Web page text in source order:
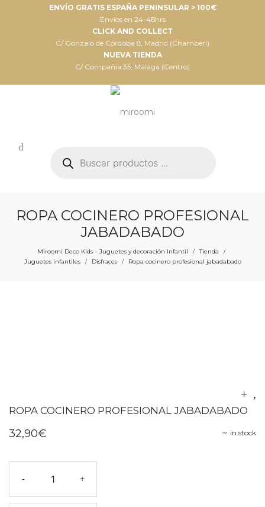
ENVÍO GRATIS ESPAÑA PENINSULAR > 100€
Envíos en 24-48hrs
CLICK AND COLLECT
C/ Gonzalo de Córdoba 8, Madrid (Chamberí)
NUEVA TIENDA
C/ Compañia 35, Málaga (Centro)
productos
ROPA COCINERO PROFESIONAL
JABADABADO
Miroomi Deco Kids – Juguetes y decoración Infantil / Tienda /
Juguetes infantiles / Disfraces / Ropa cocinero profesional jabadabado
ROPA COCINERO PROFESIONAL JABADABADO
in stock
32,90€
-
cocinero
profesional
+